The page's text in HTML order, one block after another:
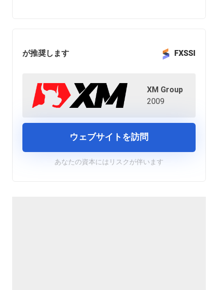
が推奨します FXSSI
XM Group
2009
ウェブサイトを訪問
あなたの資本にはリスクが伴います